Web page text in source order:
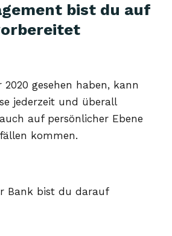
bist du auf
gesehen haben, kann
jederzeit und überall
auf persönlicher Ebene
kommen.
Bank bist du darauf